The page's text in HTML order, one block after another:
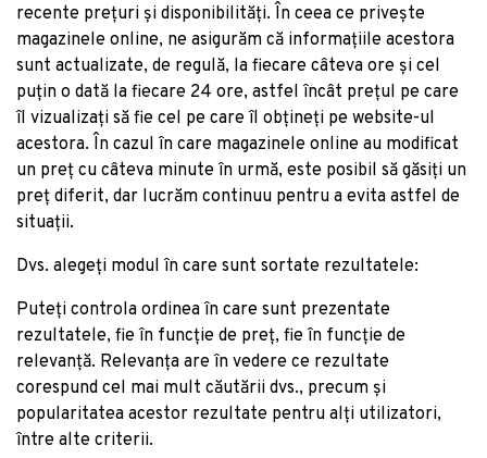
recente prețuri și disponibilități. În ceea ce privește
magazinele online, ne asigurăm că informațiile acestora
sunt actualizate, de regulă, la fiecare câteva ore și cel
puțin o dată la fiecare 24 ore, astfel încât prețul pe care
îl vizualizați să fie cel pe care îl obțineți pe website-ul
acestora. În cazul în care magazinele online au modificat
un preț cu câteva minute în urmă, este posibil să găsiți un
preț diferit, dar lucrăm continuu pentru a evita astfel de
situații.
Dvs. alegeți modul în care sunt sortate rezultatele:
Puteți controla ordinea în care sunt prezentate
rezultatele, fie în funcție de preț, fie în funcție de
relevanță. Relevanța are în vedere ce rezultate
corespund cel mai mult căutării dvs., precum și
popularitatea acestor rezultate pentru alți utilizatori,
între alte criterii.